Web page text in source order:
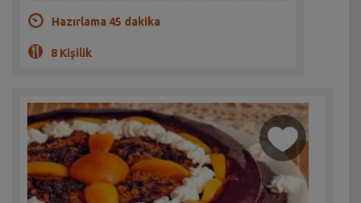
Hazırlama 45 dakika
8 Kişilik